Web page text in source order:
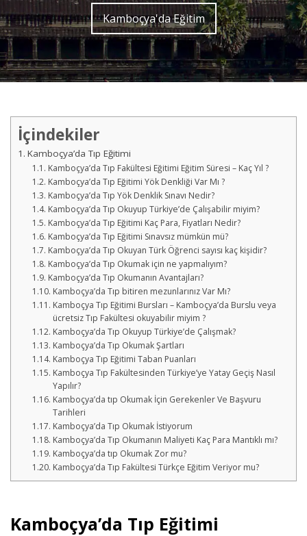
Kamboçya'da Eğitim
İçindekiler
Kamboçya’da Tıp Eğitimi
Kamboçya’da Tıp Fakültesi Eğitimi Eğitim Süresi – Kaç Yıl ?
Kamboçya’da Tıp Eğitimi Yök Denkliği Var Mı ?
Kamboçya’da Tıp Yök Denklik Sınavı Nedir?
Kamboçya’da Tıp Okuyup Türkiye’de Çalışabilir miyim?
Kamboçya’da Tıp Eğitimi Kaç Para, Fiyatları Nedir?
Kamboçya’da Tıp Eğitimi Sınavsız mümkün mü?
Kamboçya’da Tıp Okuyan Türk Öğrenci sayısı kaç kişidir?
Kamboçya’da Tıp Okumak için ne yapmalıyım?
Kamboçya’da Tıp Okumanın Avantajları?
Kamboçya’da Tıp bitiren mezunlarınız Var Mı?
Kamboçya Tıp Eğitimi Bursları – Kamboçya’da Burslu veya
ücretsiz Tıp Fakültesi okuyabilir miyim ?
Kamboçya’da Tıp Okuyup Türkiye’de Çalışmak?
Kamboçya’da Tıp Okumak Şartları
Kamboçya Tıp Eğitimi Taban Puanları
Kamboçya Tıp Fakültesinden Türkiye’ye Yatay Geçiş Nasıl
Yapılır?
Kamboçya’da tıp Okumak İçin Gerekenler Ve Başvuru
Tarihleri
Kamboçya’da Tıp Okumak İstiyorum
Kamboçya’da Tıp Okumanın Maliyeti Kaç Para Mantıklı mı?
Kamboçya’da tıp Okumak Zor mu?
Kamboçya’da Tıp Fakültesi Türkçe Eğitim Veriyor mu?
Kamboçya’da Tıp Eğitimi